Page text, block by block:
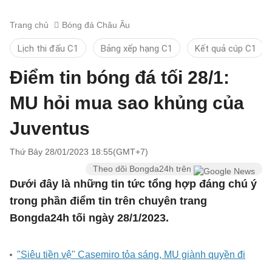
Trang chủ Bóng đá Châu Âu
Lịch thi đấu C1 Bảng xếp hạng C1 Kết quả cúp C1
Điểm tin bóng đá tối 28/1:
MU hỏi mua sao khủng của
Juventus
Thứ Bảy 28/01/2023 18:55(GMT+7)
Theo dõi Bongda24h trên
Dưới đây là những tin tức tổng hợp đáng chú ý
trong phần điểm tin trên chuyên trang
Bongda24h tối ngày 28/1/2023.
"Siêu tiền vệ" Casemiro tỏa sáng, MU giành quyền đi